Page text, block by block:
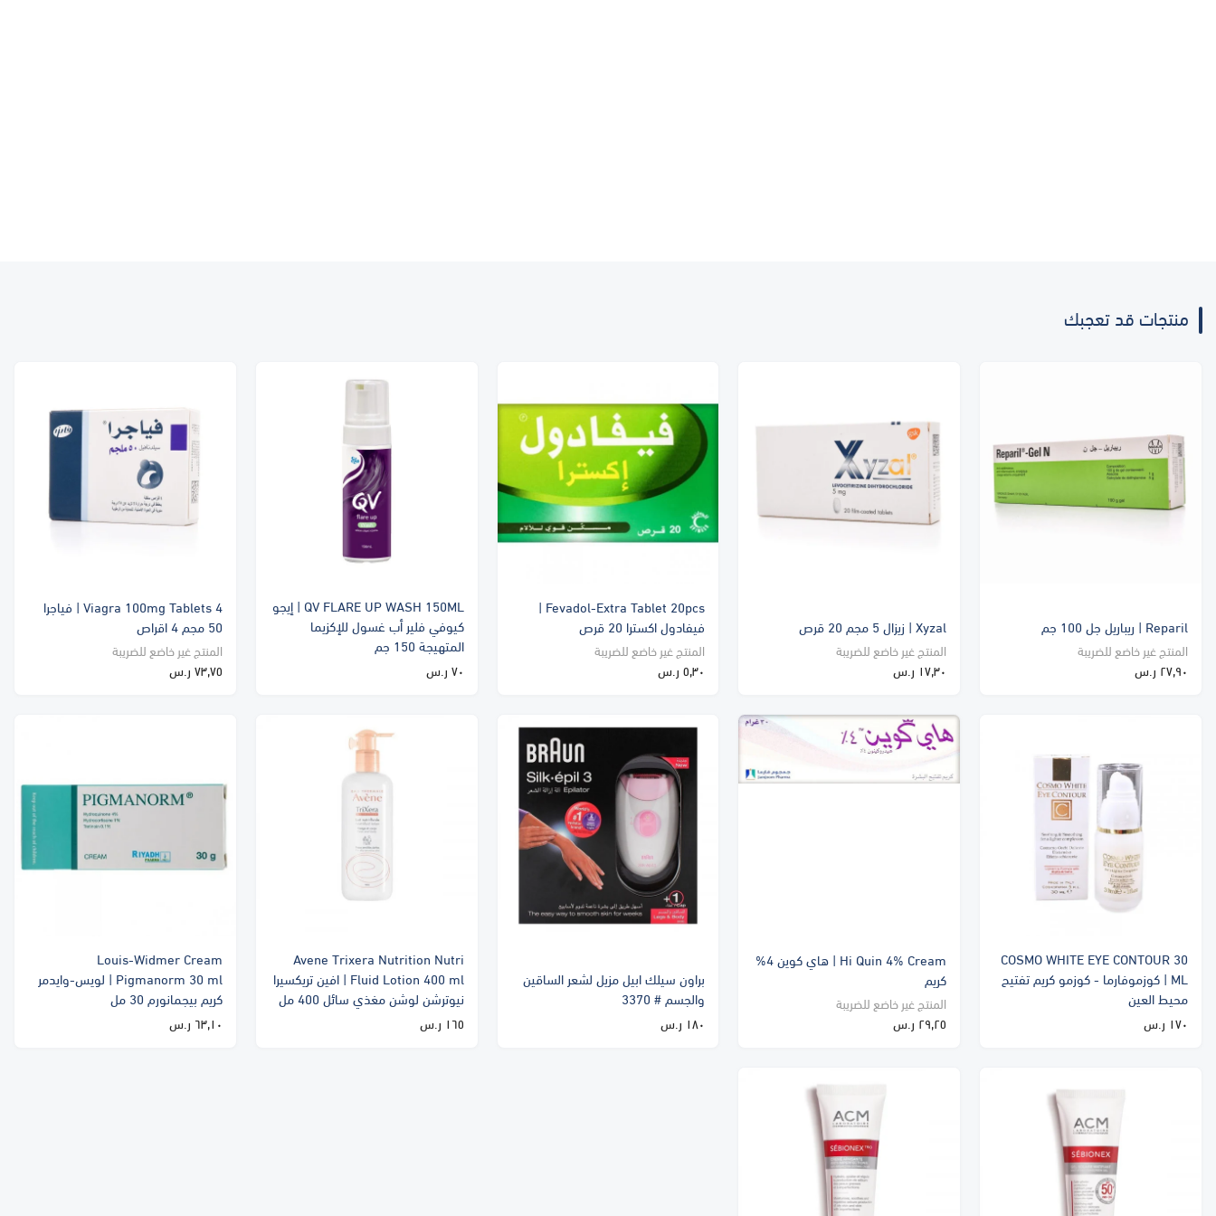
منتجات قد تعجبك
Reparil | ريباريل جل 100 جم
المنتج غير خاضع للضريبة
٢٧٫٩٠ ر.س
Xyzal | زيزال 5 مجم 20 قرص
المنتج غير خاضع للضريبة
١٧٫٣٠ ر.س
Fevadol-Extra Tablet 20pcs |
فيفادول اكسترا 20 قرص
المنتج غير خاضع للضريبة
٥٫٣٠ ر.س
QV FLARE UP WASH 150ML | إيجو
كيوفي فلير أب غسول للإكزيما
المتهيجة 150 جم
٧٠ ر.س
Viagra 100mg Tablets 4 | فياجرا
50 مجم 4 اقراص
المنتج غير خاضع للضريبة
٧٣٫٧٥ ر.س
COSMO WHITE EYE CONTOUR 30
ML | كوزموفارما - كوزمو كريم تفتيح
محيط العين
١٧٠ ر.س
Hi Quin 4% Cream | هاي كوين 4%
كريم
المنتج غير خاضع للضريبة
٢٩٫٢٥ ر.س
براون سيلك ابيل مزيل لشعر الساقين
والجسم # 3370
١٨٠ ر.س
Avene Trixera Nutrition Nutri
Fluid Lotion 400 ml | افين تريكسيرا
نيوترشن لوشن مغذي سائل 400 مل
١٦٥ ر.س
Louis-Widmer Cream
Pigmanorm 30 ml | لويس-وايدمر
كريم بيجمانورم 30 مل
٦٣٫١٠ ر.س